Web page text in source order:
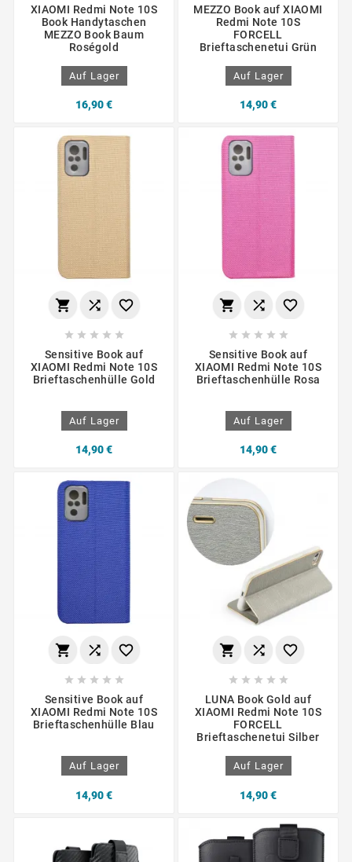
XIAOMI Redmi Note 10S
Book Handytaschen
MEZZO Book Baum
Roségold
Auf Lager
16,90 €
MEZZO Book auf XIAOMI
Redmi Note 10S
FORCELL
Brieftaschenetui Grün
Auf Lager
14,90 €
  
    
Sensitive Book auf
XIAOMI Redmi Note 10S
Brieftaschenhülle Gold
Auf Lager
14,90 €
  
    
Sensitive Book auf
XIAOMI Redmi Note 10S
Brieftaschenhülle Rosa
Auf Lager
14,90 €
  
    
Sensitive Book auf
XIAOMI Redmi Note 10S
Brieftaschenhülle Blau
Auf Lager
14,90 €
  
    
LUNA Book Gold auf
XIAOMI Redmi Note 10S
FORCELL
Brieftaschenetui Silber
Auf Lager
14,90 €